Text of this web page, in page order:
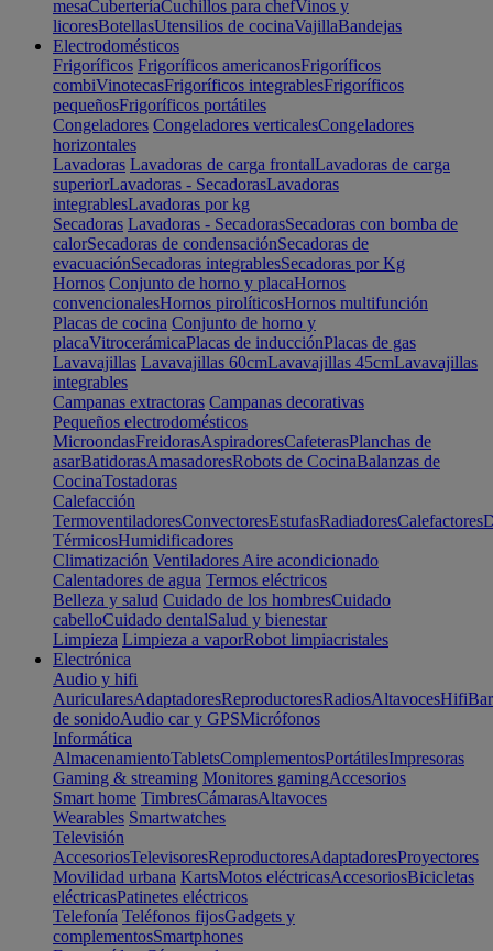
mesaCuberteríaCuchillos para chefVinos y
licoresBotellasUtensilios de cocinaVajillaBandejas
Electrodomésticos
Frigoríficos Frigoríficos americanosFrigoríficos
combiVinotecasFrigoríficos integrablesFrigoríficos
pequeñosFrigoríficos portátiles
Congeladores Congeladores verticalesCongeladores
horizontales
Lavadoras Lavadoras de carga frontalLavadoras de carga
superiorLavadoras - SecadorasLavadoras
integrablesLavadoras por kg
Secadoras Lavadoras - SecadorasSecadoras con bomba de
calorSecadoras de condensaciónSecadoras de
evacuaciónSecadoras integrablesSecadoras por Kg
Hornos Conjunto de horno y placaHornos
convencionalesHornos pirolíticosHornos multifunción
Placas de cocina Conjunto de horno y
placaVitrocerámicaPlacas de inducciónPlacas de gas
Lavavajillas Lavavajillas 60cmLavavajillas 45cmLavavajillas
integrables
Campanas extractoras Campanas decorativas
Pequeños electrodomésticos
MicroondasFreidorasAspiradoresCafeterasPlanchas de
asarBatidorasAmasadoresRobots de CocinaBalanzas de
CocinaTostadoras
Calefacción
TermoventiladoresConvectoresEstufasRadiadoresCalefactores
TérmicosHumidificadores
Climatización Ventiladores Aire acondicionado
Calentadores de agua Termos eléctricos
Belleza y salud Cuidado de los hombresCuidado
cabelloCuidado dentalSalud y bienestar
Limpieza Limpieza a vaporRobot limpiacristales
Electrónica
Audio y hifi
AuricularesAdaptadoresReproductoresRadiosAltavocesHifi
de sonidoAudio car y GPSMicrófonos
Informática
AlmacenamientoTabletsComplementosPortátilesImpresoras
Gaming & streaming Monitores gamingAccesorios
Smart home TimbresCámarasAltavoces
Wearables Smartwatches
Televisión
AccesoriosTelevisoresReproductoresAdaptadoresProyectores
Movilidad urbana KartsMotos eléctricasAccesoriosBicicletas
eléctricasPatinetes eléctricos
Telefonía Teléfonos fijosGadgets y
complementosSmartphones